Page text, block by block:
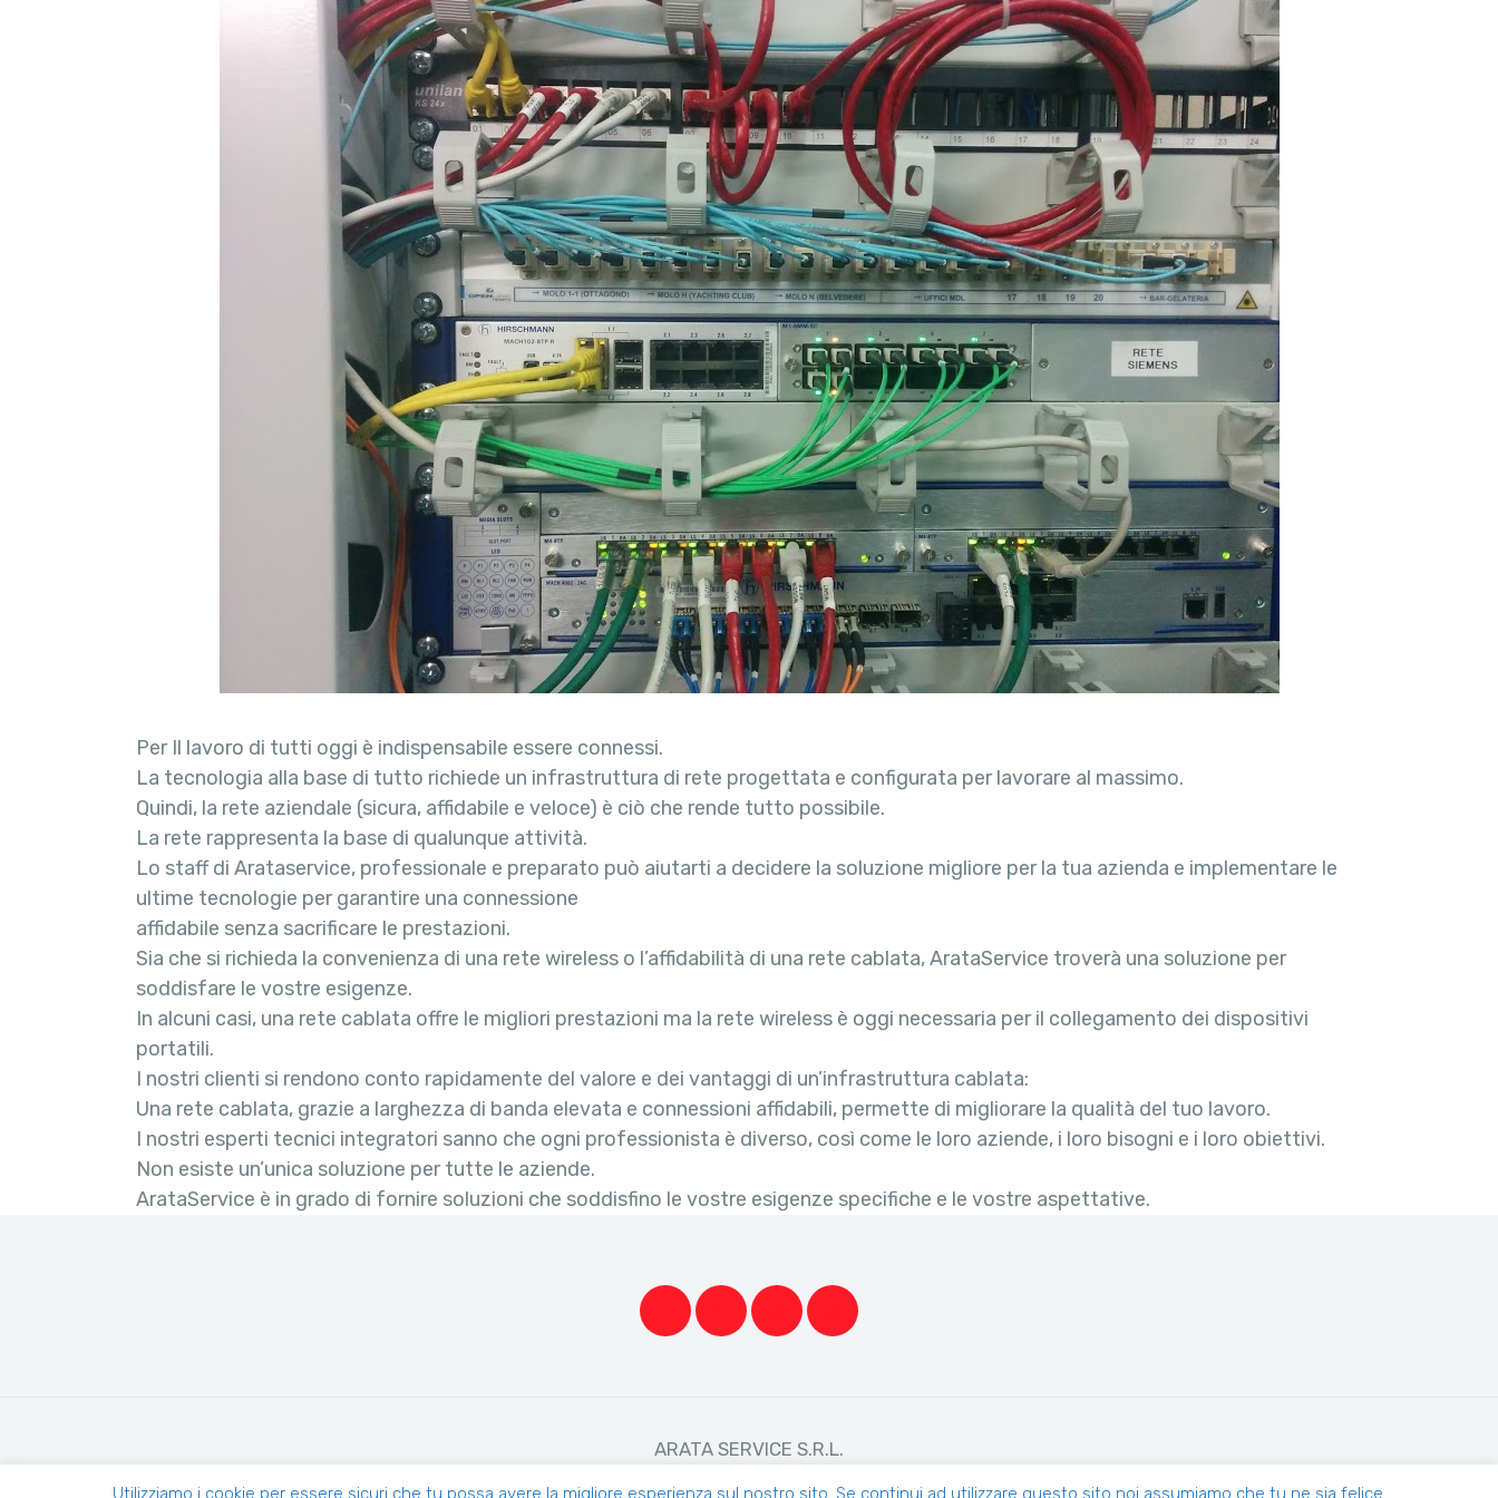
Per Il lavoro di tutti oggi è indispensabile essere connessi.
La tecnologia alla base di tutto richiede un infrastruttura di rete progettata e configurata per lavorare al massimo.
Quindi, la rete aziendale (sicura, affidabile e veloce) è ciò che rende tutto possibile.
La rete rappresenta la base di qualunque attività.
Lo staff di Arataservice, professionale e preparato può aiutarti a decidere la soluzione migliore per la tua azienda e implementare le
ultime tecnologie per garantire una connessione
affidabile senza sacrificare le prestazioni.
Sia che si richieda la convenienza di una rete wireless o l’affidabilità di una rete cablata, ArataService troverà una soluzione per
soddisfare le vostre esigenze.
In alcuni casi, una rete cablata offre le migliori prestazioni ma la rete wireless è oggi necessaria per il collegamento dei dispositivi
portatili.
I nostri clienti si rendono conto rapidamente del valore e dei vantaggi di un’infrastruttura cablata:
Una rete cablata, grazie a larghezza di banda elevata e connessioni affidabili, permette di migliorare la qualità del tuo lavoro.
I nostri esperti tecnici integratori sanno che ogni professionista è diverso, così come le loro aziende, i loro bisogni e i loro obiettivi.
Non esiste un’unica soluzione per tutte le aziende.
ArataService è in grado di fornire soluzioni che soddisfino le vostre esigenze specifiche e le vostre aspettative.
ARATA SERVICE S.R.L.
Utilizziamo i cookie per essere sicuri che tu possa avere la migliore esperienza sul nostro sito. Se continui ad utilizzare questo sito noi assumiamo che tu ne sia felice.